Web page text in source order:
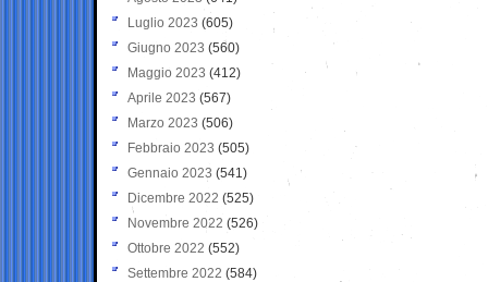
Luglio 2023 (605)
Giugno 2023 (560)
Maggio 2023 (412)
Aprile 2023 (567)
Marzo 2023 (506)
Febbraio 2023 (505)
Gennaio 2023 (541)
Dicembre 2022 (525)
Novembre 2022 (526)
Ottobre 2022 (552)
Settembre 2022 (584)